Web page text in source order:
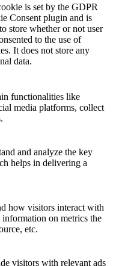
is set by the GDPR
Consent plugin and is
store whether or not user
to the use of
It does not store any
data.
functionalities like
media platforms, collect
and analyze the key
helps in delivering a
how visitors interact with
on metrics the
etc.
visitors with relevant ads